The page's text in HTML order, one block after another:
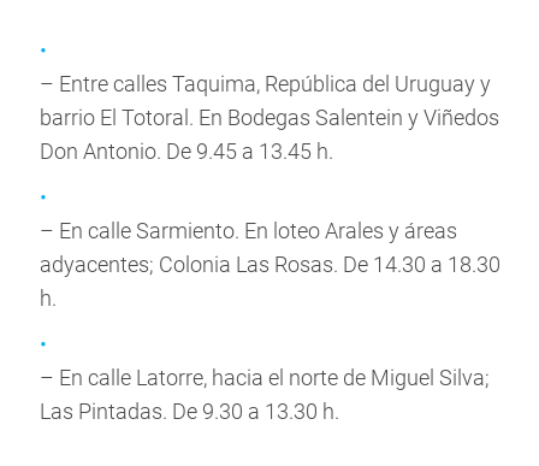
– Entre calles Taquima, República del Uruguay y
barrio El Totoral. En Bodegas Salentein y Viñedos
Don Antonio. De 9.45 a 13.45 h.
– En calle Sarmiento. En loteo Arales y áreas
adyacentes; Colonia Las Rosas. De 14.30 a 18.30
h.
– En calle Latorre, hacia el norte de Miguel Silva;
Las Pintadas. De 9.30 a 13.30 h.